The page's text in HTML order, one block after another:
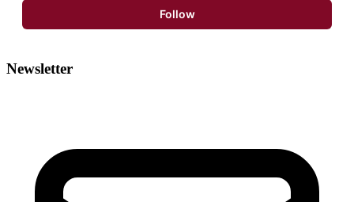
Follow
Newsletter